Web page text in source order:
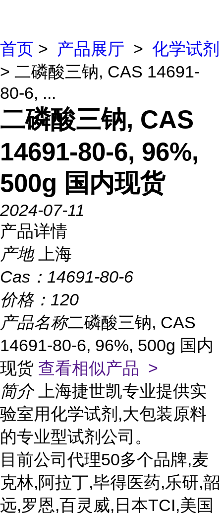
首页 > 产品展厅 > 化学试剂
> 二磷酸三钠, CAS 14691-
80-6, ...
二磷酸三钠, CAS
14691-80-6, 96%,
500g 国内现货
2024-07-11
产品详情
产地
上海
Cas： 14691-80-6
价格： 120
产品名称二磷酸三钠, CAS
14691-80-6, 96%, 500g 国内
现货 查看相似产品 >
简介
上海捷世凯专业提供实
验室用化学试剂,大包装原料
的专业型试剂公司。
目前公司代理50多个品牌,麦
克林,阿拉丁,毕得医药,乐研,韶
远,罗恩,百灵威,日本TCI,美国